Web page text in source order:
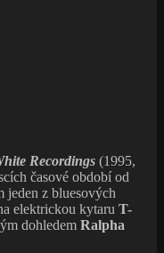
Recordings (1995,
časové období od
jeden z bluesových
elektrickou kytaru T-
dohledem Ralpha